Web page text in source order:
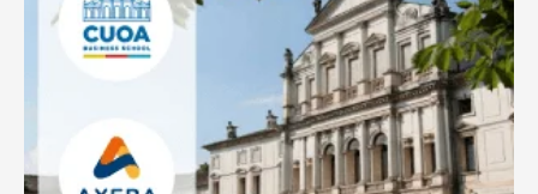
nuovo
Socio